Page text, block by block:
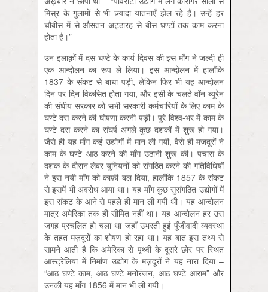
मिस्र के गुलामों से भी ज़्यादा यातनाएँ झेल रहे हैं। उन्हें हर
चौबीस में से औसतन अट्ठारह से बीस घण्टों तक काम करना
होता है।”
उन इलाक़ों में दस घण्टे के कार्य-दिवस की इस माँग ने जल्दी ही
एक आन्दोलन का रूप ले लिया। इस आन्दोलन में हालाँकि
1837 के संकट से बाधा पड़ी, लेकिन फिर भी यह आन्दोलन
दिन-पर-दिन विकसित होता गया, और इसी के चलते वॉन ब्यूरेन
की संघीय सरकार को सभी सरकारी कर्मचारियों के लिए काम के
घण्टे दस करने की घोषणा करनी पड़ी। पूरे विश्व-भर में काम के
घण्टे दस करने का संघर्ष अगले कुछ दशकों में शुरू हो गया।
जैसे ही यह माँग कई उद्योगों में मान ली गयी, वैसे ही मज़दूरों ने
काम के घण्टे आठ करने की माँग उठानी शुरू की। पचास के
दशक के दौरान लेबर यूनियनों को संगठित करने की गतिविधियों
ने इस नयी माँग को काफ़ी बल दिया, हालाँकि 1857 के संकट
से इसमें भी अवरोध आया था। यह माँग कुछ सुसंगठित उद्योगों में
इस संकट के आने से पहले ही मान ली गयी थी। यह आन्दोलन
मात्र अमेरिका तक ही सीमित नहीं था। यह आन्दोलन हर उस
जगह प्रचलित हो चला था जहाँ उभरती हुई पूँजीवादी व्यवस्था
के तहत मज़दूरों का शोषण हो रहा था। यह बात इस तथ्य से
सामने आती है कि अमेरिका से पृथ्वी के दूसरे छोर पर स्थित
आस्ट्रेलिया में निर्माण उद्योग के मज़दूरों ने यह नारा दिया –
“आठ घण्टे काम, आठ घण्टे मनोरंजन, आठ घण्टे आराम” और
उनकी यह माँग 1856 में मान भी ली गयी।